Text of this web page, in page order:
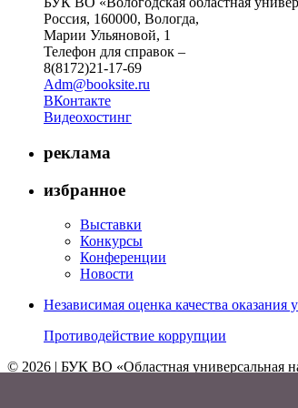
Россия, 160000, Вологда,
Марии Ульяновой, 1
Телефон для справок –
8(8172)21-17-69
Adm@booksite.ru
ВКонтакте
Видеохостинг
реклама
избранное
Выставки
Конкурсы
Конференции
Новости
Независимая оценка качества
Противодействие коррупции
© 2026 | БУК ВО «Областная универсальная